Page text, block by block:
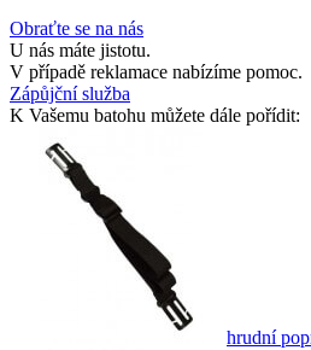
Obraťte se na nás
U nás máte jistotu.
V případě reklamace nabízíme pomoc.
Zápůjční služba
K Vašemu batohu můžete dále pořídit:
hrudní